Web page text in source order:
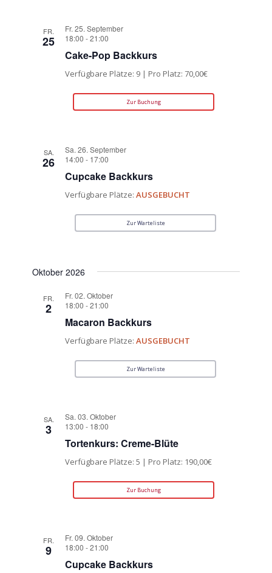
FR.
25
Fr. 25. September
18:00 -21:00
Cake-Pop Backkurs
Verfügbare Plätze: 9 | Pro Platz: 70,00€
Zur Buchung
SA.
26
Sa. 26. September
14:00 - 17:00
Cupcake Backkurs
Verfügbare Plätze:AUSGEBUCHT
Zur Warteliste
Oktober 2026
FR.
2
Fr. 02. Oktober
18:00 -21:00
Macaron Backkurs
Verfügbare Plätze:AUSGEBUCHT
Zur Warteliste
SA.
3
Sa. 03. Oktober
13:00 - 18:00
Tortenkurs: Creme-Blüte
Verfügbare Plätze: 5 | Pro Platz: 190,00€
Zur Buchung
FR.
9
Fr. 09. Oktober
18:00 -21:00
Cupcake Backkurs